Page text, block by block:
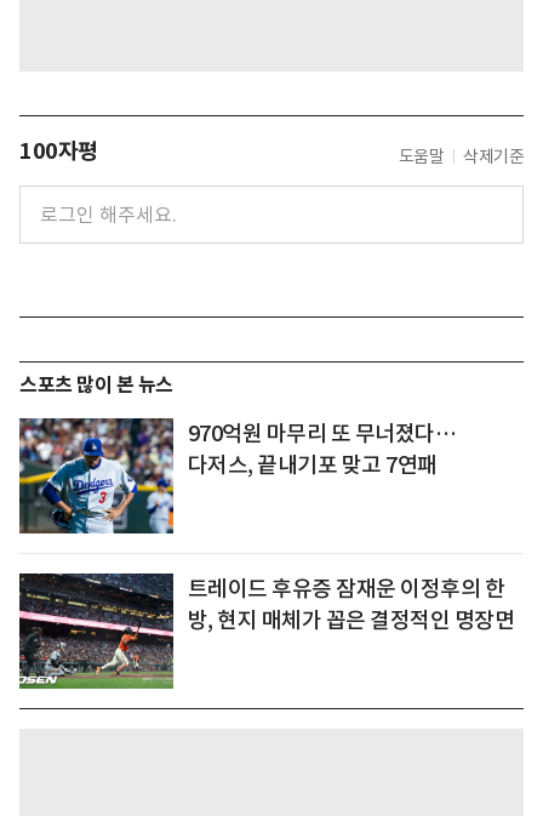
100자평 도움말 삭제기준
스포츠 많이 본 뉴스
970억원 마무리 또 무너졌다…
다저스, 끝내기포 맞고 7연패
트레이드 후유증 잠재운 이정후의 한
방, 현지 매체가 꼽은 결정적인 명장면